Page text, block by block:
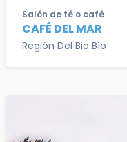
Salón de té o café
CAFÉ DEL MAR
Región Del Bio Bío